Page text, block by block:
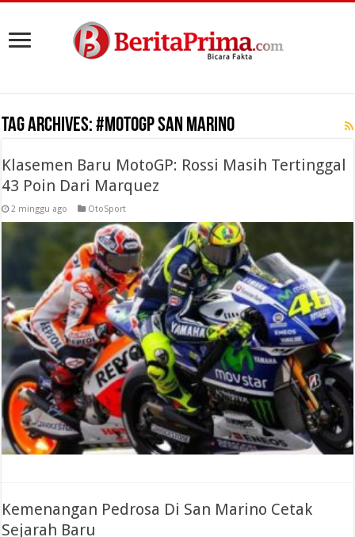
Tag Archives:#MotoGP San Marino
Klasemen Baru MotoGP: Rossi Masih Tertinggal
43 Poin Dari Marquez
2 minggu ago OtoSport
Kemenangan Pedrosa Di San Marino Cetak
Sejarah Baru